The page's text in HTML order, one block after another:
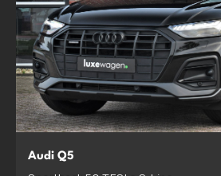
Audi Q5